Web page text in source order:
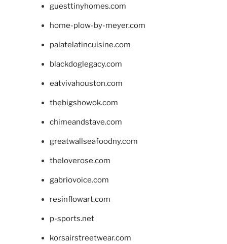
guesttinyhomes.com
home-plow-by-meyer.com
palatelatincuisine.com
blackdoglegacy.com
eatvivahouston.com
thebigshowok.com
chimeandstave.com
greatwallseafoodny.com
theloverose.com
gabriovoice.com
resinflowart.com
p-sports.net
korsairstreetwear.com